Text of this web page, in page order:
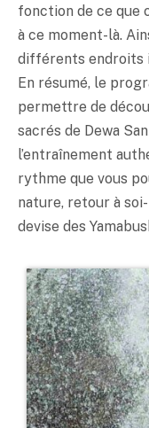
fonction de ce que
à ce moment-là.
différents endroits
En résumé, le
permettre de
sacrés de Dewa
l’entraînement
rythme que vous
nature, retour à
devise des